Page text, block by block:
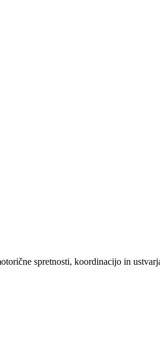
spretnosti, koordinacijo in